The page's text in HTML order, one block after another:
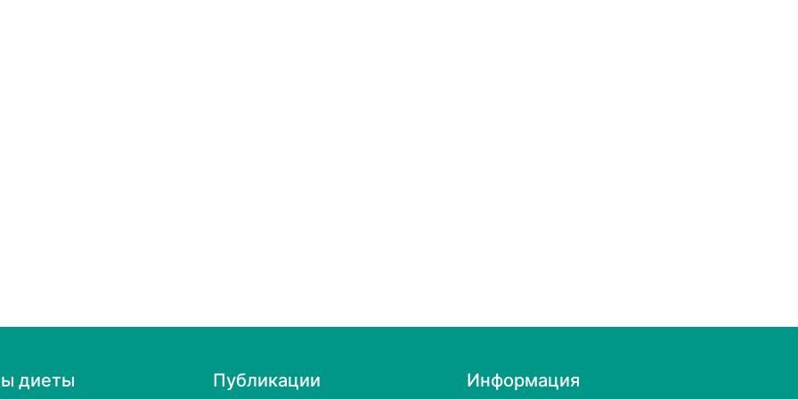
диеты Публикации Информация